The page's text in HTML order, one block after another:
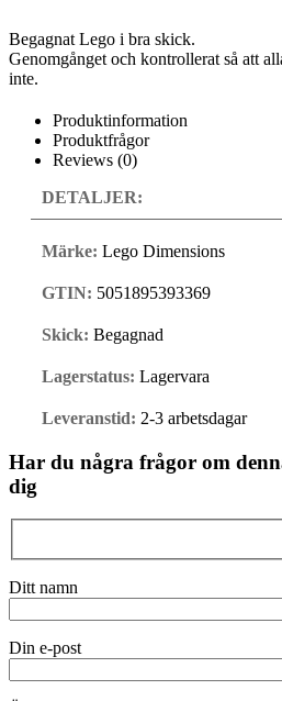
Begagnat Lego i bra skick.
Genomgånget och kontrollerat så att
inte.
Produktinformation
Produktfrågor
Reviews (0)
DETALJER:
Märke: Lego Dimensions
GTIN: 5051895393369
Skick: Begagnad
Lagerstatus: Lagervara
Leveranstid: 2-3 arbetsdagar
Har du några frågor om
dig
Ditt namn
Din e-post